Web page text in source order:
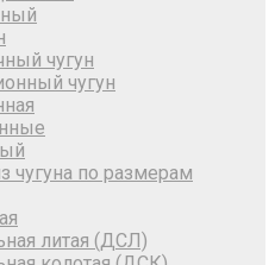
чугун
чугун
чугуна по размерам
литая (ДСЛ)